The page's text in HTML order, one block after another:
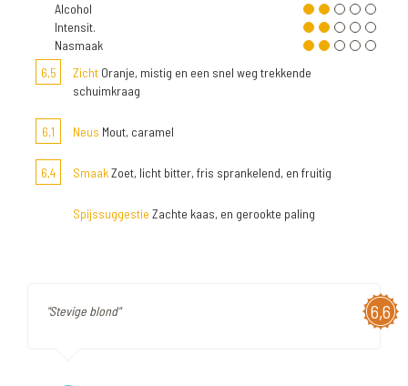
Alcohol
Intensit.
Nasmaak
6,5
Zicht Oranje, mistig en een snel weg trekkende
schuimkraag
6,1 Neus Mout, caramel
6,4 SmaakZoet, licht bitter, fris sprankelend, en fruitig
Spijssuggestie Zachte kaas, en gerookte paling
6,6
"Stevige blond"